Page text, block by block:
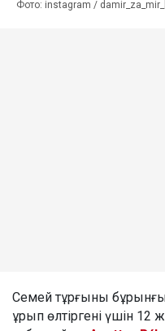
Фото: instagram /
Семей тұрғыны
ұрып өлтіргені үшін 12